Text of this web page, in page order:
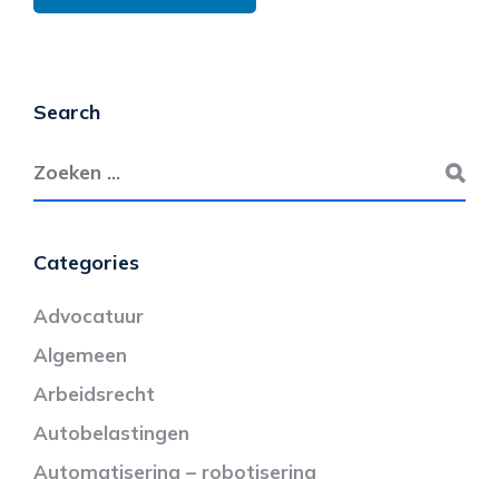
Search
Categories
Advocatuur
Algemeen
Arbeidsrecht
Autobelastingen
Automatisering – robotisering